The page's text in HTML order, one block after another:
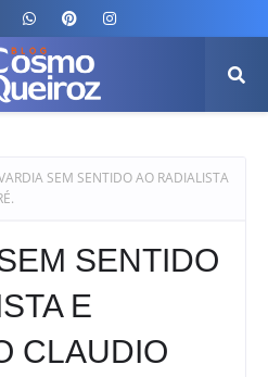
SEM SENTIDO AO RADIALISTA
SENTIDO
E
CLAUDIO